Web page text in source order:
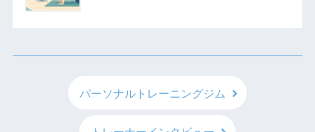
パーソナルトレーニングジム